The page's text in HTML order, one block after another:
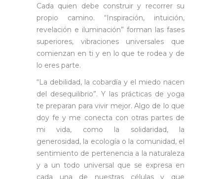
Cada quien debe construir y recorrer su
propio camino. “Inspiración, intuición,
revelación e iluminación” forman las fases
superiores, vibraciones universales que
comienzan en ti y en lo que te rodea y de
lo eres parte.
“La debilidad, la cobardía y el miedo nacen
del desequilibrio”. Y las prácticas de yoga
te preparan para vivir mejor. Algo de lo que
doy fe y me conecta con otras partes de
mi vida, como la solidaridad, la
generosidad, la ecología o la comunidad, el
sentimiento de pertenencia a la naturaleza
y a un todo universal que se expresa en
cada una de nuestras células y que